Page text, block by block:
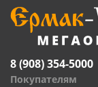
8 (908) 354-5000
Покупателям